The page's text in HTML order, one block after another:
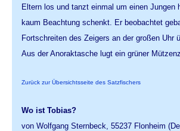
Eltern los und tanzt einmal um einen Jungen
kaum Beachtung schenkt. Er beobachtet
Fortschreiten des Zeigers an der großen Uhr
Aus der Anoraktasche lugt ein grüner
Zurück zur Übersichtsseite des Satzfischers
Wo ist Tobias?
von Wolfgang Sternbeck, 55237 Flonheim